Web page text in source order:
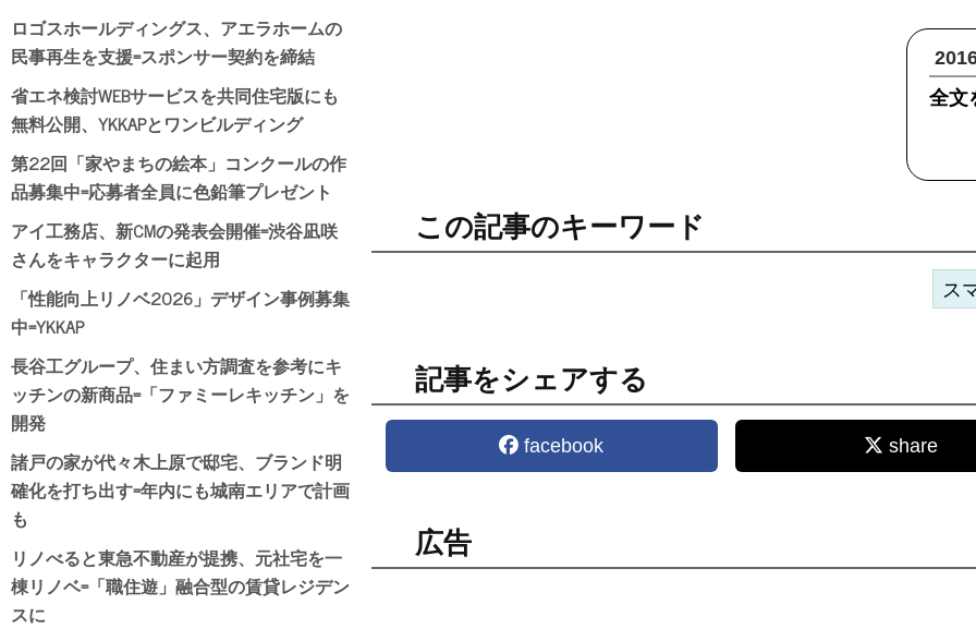
全文
この記事のキーワード
ス
記事をシェアする
facebook share
広告
ロゴスホールディングス、アエラホームの
民事再生を支援=スポンサー契約を締結
省エネ検討WEBサービスを共同住宅版にも
無料公開、YKKAPとワンビルディング
第22回「家やまちの絵本」コンクールの作
品募集中=応募者全員に色鉛筆プレゼント
アイ工務店、新CMの発表会開催=渋谷凪咲
さんをキャラクターに起用
「性能向上リノベ2026」デザイン事例募集
中=YKKAP
長谷工グループ、住まい方調査を参考にキ
ッチンの新商品=「ファミーレキッチン」を
開発
諸戸の家が代々木上原で邸宅、ブランド明
確化を打ち出す=年内にも城南エリアで計画
も
リノべると東急不動産が提携、元社宅を一
棟リノベ=「職住遊」融合型の賃貸レジデン
スに